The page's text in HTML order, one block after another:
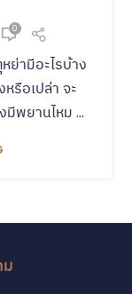
0
ย่ามีอะไรบ้าง
รือเปล่า จะ
มีพยานไหม ...